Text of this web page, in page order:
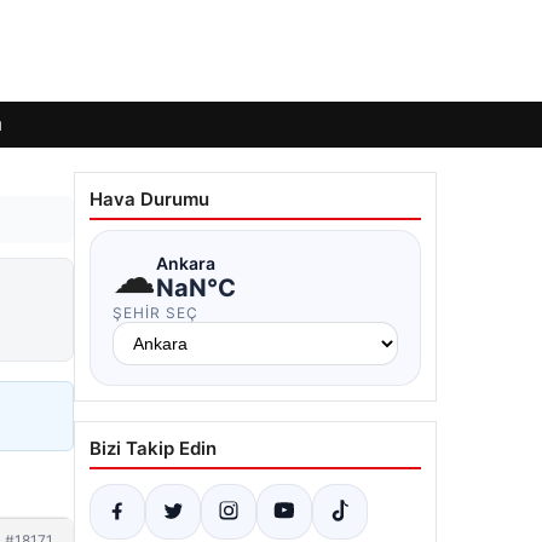
Hava Durumu
☁Ankara
NaN°C
ŞEHIR SEÇ
Bizi Takip Edin